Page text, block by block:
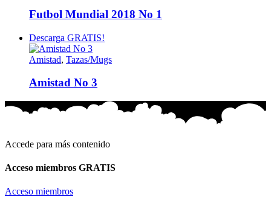
Futbol Mundial 2018 No 1
Descarga GRATIS!
Amistad, Tazas/Mugs
Amistad No 3
Accede para más contenido
Acceso miembros GRATIS
Acceso miembros